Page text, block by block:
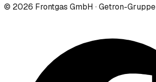
© 2026 Frontgas GmbH · Getron-Gruppe